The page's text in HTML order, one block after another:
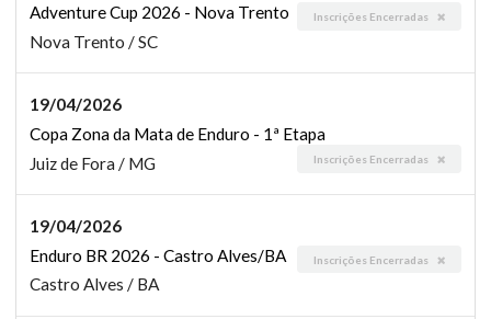
Adventure Cup 2026 - Nova Trento
Inscrições Encerradas
Nova Trento / SC
19/04/2026
Copa Zona da Mata de Enduro - 1ª Etapa
Inscrições Encerradas
Juiz de Fora / MG
19/04/2026
Enduro BR 2026 - Castro Alves/BA
Inscrições Encerradas
Castro Alves / BA